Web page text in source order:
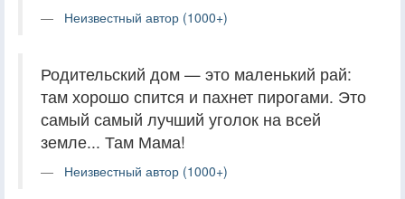
Неизвестный автор (1000+)
Родительский дом — это маленький рай:
там хорошо спится и пахнет пирогами. Это
самый самый лучший уголок на всей
земле... Там Мама!
Неизвестный автор (1000+)